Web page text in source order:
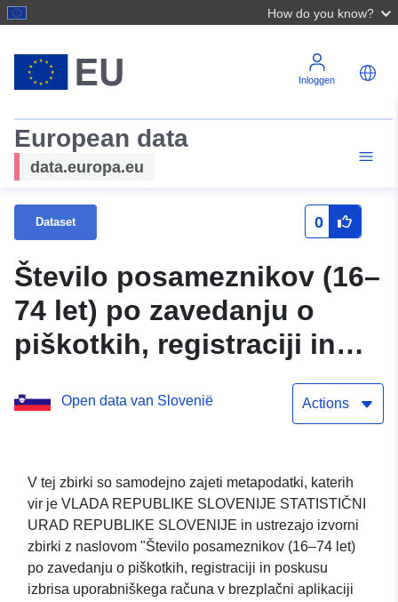
How do you know?
Inloggen
European data
data.europa.eu
Dataset 0
Število posameznikov (16–
74 let) po zavedanju o
piškotkih, registraciji in
uporabniškega računa v
storitvi v zadnjih 3
mesecih, izobrazbi in
spolu, Slovenija, večletno
Open data van Slovenië Actions
V tej zbirki so samodejno zajeti metapodatki, katerih
vir je VLADA REPUBLIKE SLOVENIJE STATISTIČNI
URAD REPUBLIKE SLOVENIJE in ustrezajo izvorni
zbirki z naslovom "Število posameznikov (16–74 let)
po zavedanju o piškotkih, registraciji in poskusu
izbrisa uporabniškega računa v brezplačni aplikaciji